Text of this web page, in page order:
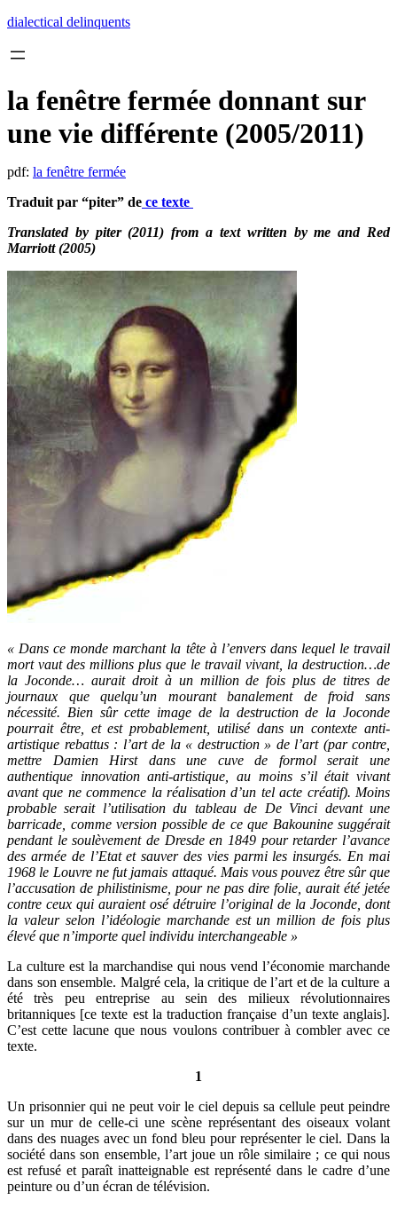
Skip
content
dialectical delinquents
la fenêtre fermée donnant sur
une vie différente (2005/2011)
pdf: la fenêtre fermée
Traduit par “piter” de ce texte
Translated by piter (2011) from a text written by me and Red
Marriott (2005)
« Dans ce monde marchant la tête à l’envers dans lequel le travail
mort vaut des millions plus que le travail vivant, la destruction…de
la Joconde… aurait droit à un million de fois plus de titres de
journaux que quelqu’un mourant banalement de froid sans
nécessité. Bien sûr cette image de la destruction de la Joconde
pourrait être, et est probablement, utilisé dans un contexte anti-
artistique rebattus : l’art de la « destruction » de l’art (par contre,
mettre Damien Hirst dans une cuve de formol serait une
authentique innovation anti-artistique, au moins s’il était vivant
avant que ne commence la réalisation d’un tel acte créatif). Moins
probable serait l’utilisation du tableau de De Vinci devant une
barricade, comme version possible de ce que Bakounine suggérait
pendant le soulèvement de Dresde en 1849 pour retarder l’avance
des armée de l’Etat et sauver des vies parmi les insurgés. En mai
1968 le Louvre ne fut jamais attaqué. Mais vous pouvez être sûr que
l’accusation de philistinisme, pour ne pas dire folie, aurait été jetée
contre ceux qui auraient osé détruire l’original de la Joconde, dont
la valeur selon l’idéologie marchande est un million de fois plus
élevé que n’importe quel individu interchangeable »
La culture est la marchandise qui nous vend l’économie marchande
dans son ensemble. Malgré cela, la critique de l’art et de la culture a
été très peu entreprise au sein des milieux révolutionnaires
britanniques [ce texte est la traduction française d’un texte anglais].
C’est cette lacune que nous voulons contribuer à combler avec ce
texte.
1
Un prisonnier qui ne peut voir le ciel depuis sa cellule peut peindre
sur un mur de celle-ci une scène représentant des oiseaux volant
dans des nuages avec un fond bleu pour représenter le ciel. Dans la
société dans son ensemble, l’art joue un rôle similaire ; ce qui nous
est refusé et paraît inatteignable est représenté dans le cadre d’une
peinture ou d’un écran de télévision.